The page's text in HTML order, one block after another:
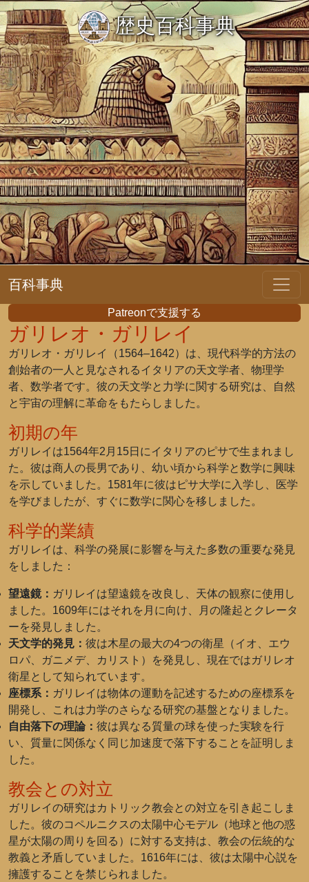
歴史百科事典
百科事典
Patreonで支援する
ガリレオ・ガリレイ
ガリレオ・ガリレイ（1564–1642）は、現代科学的方法の
創始者の一人と見なされるイタリアの天文学者、物理学
者、数学者です。彼の天文学と力学に関する研究は、自然
と宇宙の理解に革命をもたらしました。
初期の年
ガリレイは1564年2月15日にイタリアのピサで生まれまし
た。彼は商人の長男であり、幼い頃から科学と数学に興味
を示していました。1581年に彼はピサ大学に入学し、医学
を学びましたが、すぐに数学に関心を移しました。
科学的業績
ガリレイは、科学の発展に影響を与えた多数の重要な発見
をしました：
望遠鏡： ガリレイは望遠鏡を改良し、天体の観察に使用し
ました。1609年にはそれを月に向け、月の隆起とクレータ
ーを発見しました。
天文学的発見： 彼は木星の最大の4つの衛星（イオ、エウ
ロパ、ガニメデ、カリスト）を発見し、現在ではガリレオ
衛星として知られています。
座標系： ガリレイは物体の運動を記述するための座標系を
開発し、これは力学のさらなる研究の基盤となりました。
自由落下の理論： 彼は異なる質量の球を使った実験を行
い、質量に関係なく同じ加速度で落下することを証明しま
した。
教会との対立
ガリレイの研究はカトリック教会との対立を引き起こしま
した。彼のコペルニクスの太陽中心モデル（地球と他の惑
星が太陽の周りを回る）に対する支持は、教会の伝統的な
教義と矛盾していました。1616年には、彼は太陽中心説を
擁護することを禁じられました。